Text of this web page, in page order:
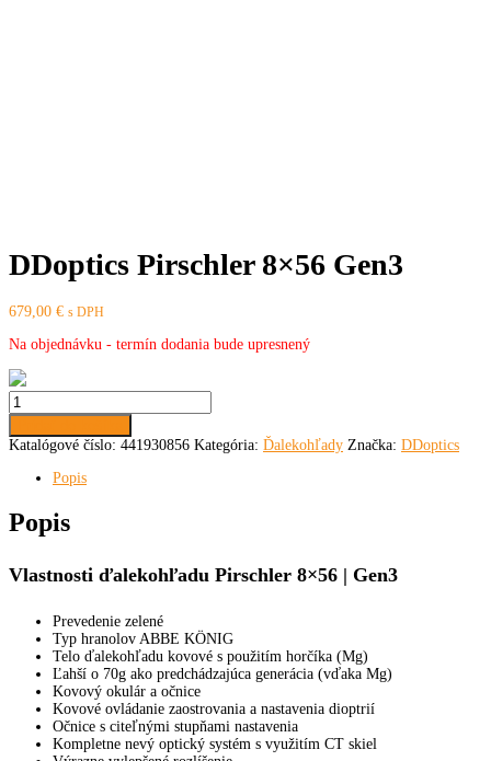
DDoptics Pirschler 8×56 Gen3
679,00 € s DPH
Na objednávku - termín dodania bude upresnený
množstvo
DDoptics
Pirschler
8x56
Katalógové číslo: 441930856 Kategória: Ďalekohľady Značka: DDoptics
Popis
Popis
Vlastnosti ďalekohľadu Pirschler 8×56 | Gen3
Prevedenie zelené
Typ hranolov ABBE KÖNIG
Telo ďalekohľadu kovové s použitím horčíka (Mg)
Ľahší o 70g ako predchádzajúca generácia (vďaka Mg)
Kovový okulár a očnice
Kovové ovládanie zaostrovania a nastavenia dioptrií
Očnice s citeľnými stupňami nastavenia
Kompletne nevý optický systém s využitím CT skiel